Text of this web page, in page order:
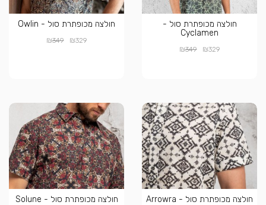
חולצה מכופתרת סול -
Cyclamen
₪329
₪349
חולצה מכופתרת סול - Owlin
₪329
₪349
חולצה מכופתרת סול - Arrowra חולצה מכופתרת סול - Solune